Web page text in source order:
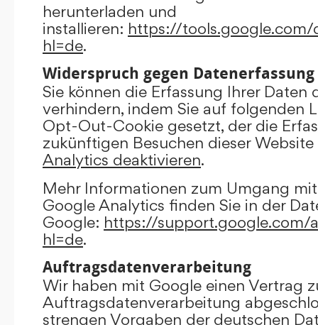
herunterladen und
installieren: https://
hl=de.
Widerspruch gegen Datenerfassung
Sie können die Erfassung Ihrer
verhindern, indem Sie auf folgenden
Opt-Out-Cookie gesetzt, der die
zukünftigen Besuchen dieser
Analytics deaktivieren.
Mehr Informationen zum Umgang
Google Analytics finden Sie in der
Google: https://support.google.com/
hl=de.
Auftragsdatenverarbeitung
Wir haben mit Google einen Vertrag
Auftragsdatenverarbeitung
strengen Vorgaben der deutschen